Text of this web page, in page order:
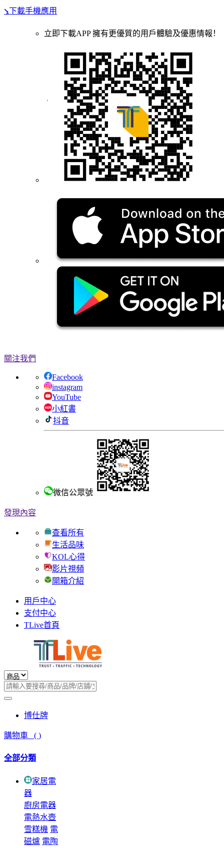
⭸下載手機應用
立即下載APP 擁有更優質的用戶體驗及優惠情報！
關注我們
Facebook
instagram
YouTube
小紅書
抖音
微信公眾號
發現內容
查看所有
生活品味
KOL心得
影片視頻
開箱介紹
用戶中心
支付中心
TLive首頁
博仕牌
購物車 ( )
全部分類
家居電
器
廚房電器
電熱水壺
雪糕機 電
磁爐 電陶